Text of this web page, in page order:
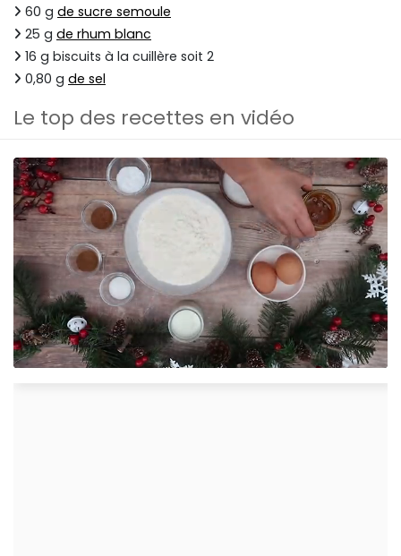
60 g de sucre semoule
25 g de rhum blanc
16 g biscuits à la cuillère soit 2
0,80 g de sel
Le top des recettes en vidéo